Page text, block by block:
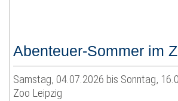
Abenteuer-Sommer im
Samstag, 04.07.2026 bis Sonntag,
Zoo Leipzig